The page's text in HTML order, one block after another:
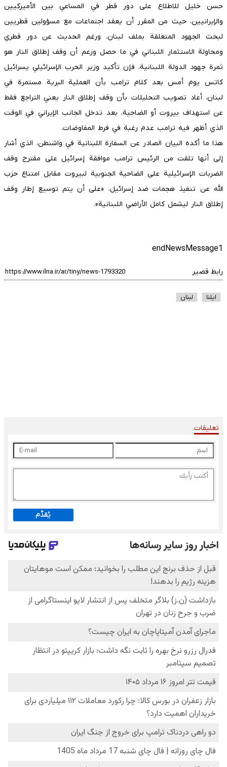
حسن خليل للاطلاع على دور قطر في المساعي بين الأميركيين
والإيرانيين، حيث من المقرر أن يعقد اجتماعات مع مسؤولين قطريين
لبحث الجهود المتعلقة بملف لبنان. ورغم الحديث عن دور قطري
ومحاولة الاستثمار اللبناني في ما حصل وزعم أن وقف إطلاق النار هو
ثمرة جهود الدولة اللبنانية، فإن تأكيد وزير الحرب الإسرائيلي يسرائيل
كاتس يوم أمس بعد كلام ترامب بأن العملية البرية مستمرة في
لبنان، أعاد تصويب التحليلات بأن وقف إطلاق النار يعني التراجع فقط
عن استهداف بيروت أو الضاحية، بعد تدخل الجانب الإيراني في الوقت
الذي أظهر فيه ترامب عدم رغبة في فرط المفاوضات.
هذا ما أكده البيان الصادر عن السفارة اللبنانية في واشنطن، الذي أشار
إلى أنها تلقت من الرئيس ترامب موافقة إسرائيل على مقترح وقف
الضربات الإسرائيلية على الضاحية الجنوبية لبيروت مقابل امتناع حزب
الله عن تنفيذ هجمات ضد إسرائيل، «على أن يتم توسيع إطار وقف
إطلاق النار ليشمل كامل الأراضي اللبنانية».
endNewsMessage1
رابط قصير
ایلنا لبنان
تعليقات
يُقدِّم